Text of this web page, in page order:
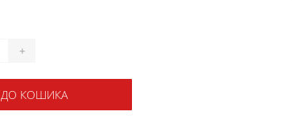
+
ДО КОШИКА